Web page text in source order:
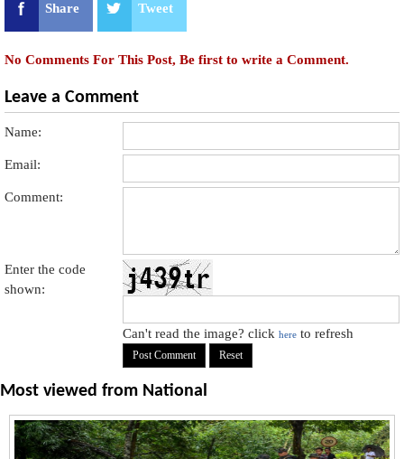
Share Tweet
No Comments For This Post, Be first to write a Comment.
Leave a Comment
Name:
Email:
Comment:
Enter the code
shown:
Can't read the image? clickhere to refresh
Most viewed from National